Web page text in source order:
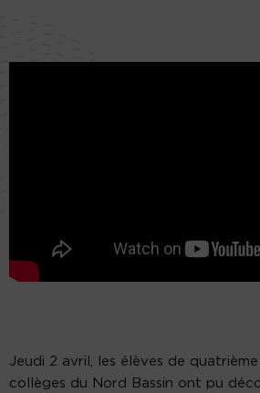
Jeudi 2 avril, les élèves de
collèges du Nord Bassin ont pu